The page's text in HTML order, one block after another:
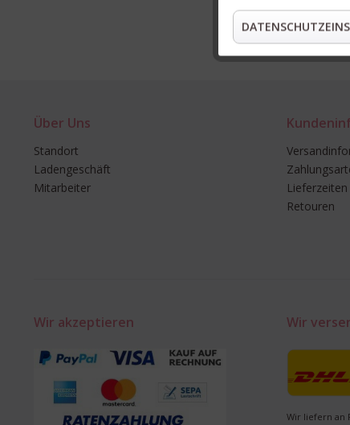
Über Uns
Standort
Ladengeschäft
Mitarbeiter
Lieferzeiten
Retouren
Wir akzeptieren Wir
Wir liefern an